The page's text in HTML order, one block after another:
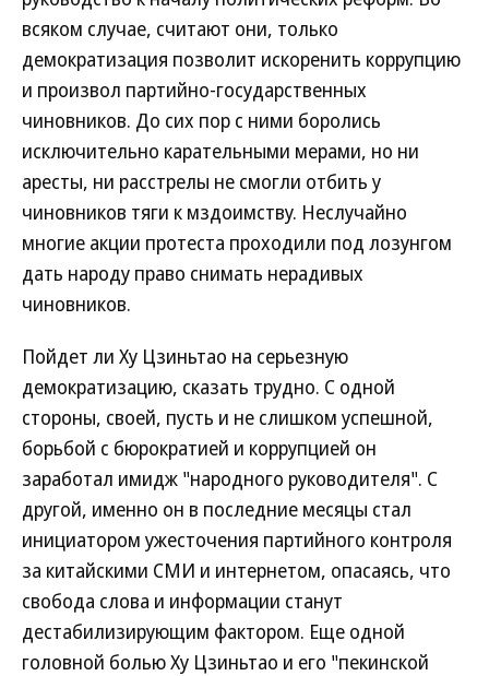
всяком случае, считают они, только
демократизация позволит искоренить коррупцию
и произвол партийно-государственных
чиновников. До сих пор с ними боролись
исключительно карательными мерами, но ни
аресты, ни расстрелы не смогли отбить у
чиновников тяги к мздоимству. Неслучайно
многие акции протеста проходили под лозунгом
дать народу право снимать нерадивых
чиновников.
Пойдет ли Ху Цзиньтао на серьезную
демократизацию, сказать трудно. С одной
стороны, своей, пусть и не слишком успешной,
борьбой с бюрократией и коррупцией он
заработал имидж "народного руководителя". С
другой, именно он в последние месяцы стал
инициатором ужесточения партийного контроля
за китайскими СМИ и интернетом, опасаясь, что
свобода слова и информации станут
дестабилизирующим фактором. Еще одной
головной болью Ху Цзиньтао и его "пекинской